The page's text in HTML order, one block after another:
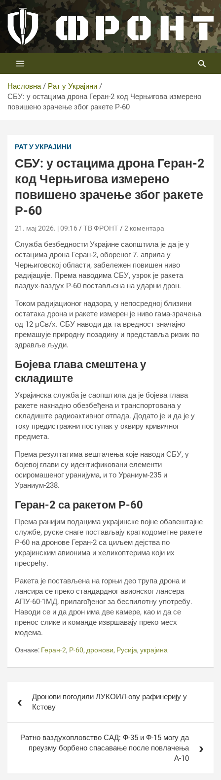
Скип
цонтент
Телевизија ФРОНТ
Први војни канал у Србији
Насловна
Рат у Украјини
СБУ: у остацима дрона Геран-2 код Черњигова измерено
повишено зрачење због ракете Р-60
РАТ У УКРАЈИНИ
СБУ: у остацима дрона Геран-2
код Черњигова измерено
повишено зрачење због ракете
Р-60
21. мај 2026. | 09:16 ТВ ФРОНТ 2 коментара
Служба безбедности Украјине саопштила је да је у
остацима дрона Геран-2, обореног 7. априла у
Черњиговској области, забележен повишен ниво
радијације. Према наводима СБУ, узрок је ракета
ваздух-ваздух Р-60 постављена на ударни дрон.
Током радијационог надзора, у непосредној близини
остатака дрона и ракете измерен је ниво гама-зрачења
од 12 μСв/х. СБУ наводи да та вредност значајно
премашује природну позадину и представља ризик по
здравље људи.
Бојева глава смештена у
складиште
Украјинска служба је саопштила да је бојева глава
ракете накнадно обезбеђена и транспортована у
складиште радиоактивног отпада. Додато је и да је у
току предистражни поступак у оквиру кривичног
предмета.
Према резултатима вештачења које наводи СБУ, у
бојевој глави су идентификовани елементи
осиромашеног уранијума, и то Ураниум-235 и
Ураниум-238.
Геран-2 са ракетом Р-60
Према ранијим подацима украјинске војне обавештајне
службе, руске снаге постављају краткодометне ракете
Р-60 на дронове Геран-2 са циљем дејства по
украјинским авионима и хеликоптерима који их
пресрећу.
Ракета је постављена на горњи део трупа дрона и
лансира се преко стандардног авионског лансера
АПУ-60-1МД, прилагођеног за беспилотну употребу.
Наводи се и да дрон има две камере, као и да се
пренос слике и команде извршавају преко месх
модема.
Ознаке: Геран-2, Р-60, дронови, Русија, украјина
чланкаДронови погодили ЛУКОИЛ-ову рафинерију у
Кстову
Ратно ваздухопловство САД: Ф-35 и Ф-15 могу да
преузму борбено спасавање после повлачења
А-10